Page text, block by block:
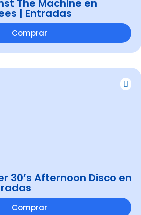
The Machine en
| Entradas
Comprar
30’s Afternoon Disco en
Comprar